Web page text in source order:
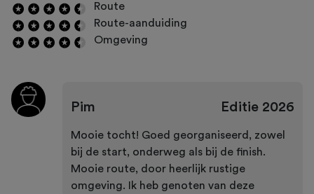
Route
Route-aanduiding
Omgeving
Pim Editie2026
Mooie tocht! Goed georganiseerd, zowel
bij de start, onderweg als bij de finish.
Mooie route, door heerlijk rustige
omgeving. Ik heb genoten van deze